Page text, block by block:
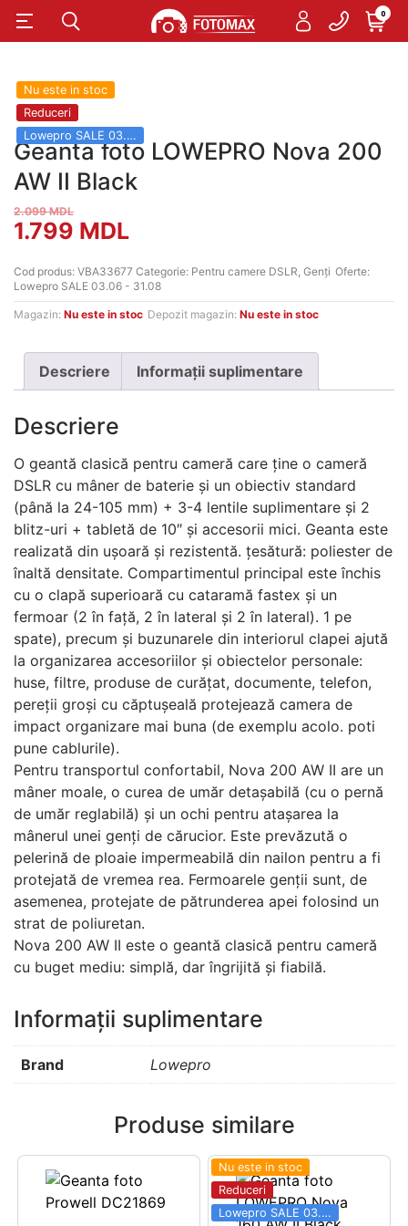
0
Nu este in stoc
Reduceri
Lowepro SALE 03.06 - 31.08
Geanta foto LOWEPRO Nova 200
AW II Black
2.099MDL
Prețul
inițial
a
2.099 MDL.
1.799 MDLPrețul
curent
este:
Cod produs: VBA33677 Categorie: Pentru camere DSLR, Genți Oferte:
Lowepro SALE 03.06 - 31.08
Magazin: Nu este in stoc Depozit magazin: Nu este in stoc
Descriere Informații suplimentare
Descriere
O geantă clasică pentru cameră care ține o cameră
DSLR cu mâner de baterie și un obiectiv standard
(până la 24-105 mm) + 3-4 lentile suplimentare și 2
blitz-uri + tabletă de 10″ și accesorii mici. Geanta este
realizată din ușoară și rezistentă. țesătură: poliester de
înaltă densitate. Compartimentul principal este închis
cu o clapă superioară cu cataramă fastex și un
fermoar (2 în față, 2 în lateral și 2 în lateral). 1 pe
spate), precum și buzunarele din interiorul clapei ajută
la organizarea accesoriilor și obiectelor personale:
huse, filtre, produse de curățat, documente, telefon,
pereții groși cu căptușeală protejează camera de
impact organizare mai buna (de exemplu acolo. poti
pune cablurile).
Pentru transportul confortabil, Nova 200 AW II are un
mâner moale, o curea de umăr detașabilă (cu o pernă
de umăr reglabilă) și un ochi pentru atașarea la
mânerul unei genți de cărucior. Este prevăzută o
pelerină de ploaie impermeabilă din nailon pentru a fi
protejată de vremea rea. Fermoarele genții sunt, de
asemenea, protejate de pătrunderea apei folosind un
strat de poliuretan.
Nova 200 AW II este o geantă clasică pentru cameră
cu buget mediu: simplă, dar îngrijită și fiabilă.
Informații suplimentare
Brand Lowepro
Produse similare
Nu este in stoc
Reduceri
Lowepro SALE 03.06 - 31.08